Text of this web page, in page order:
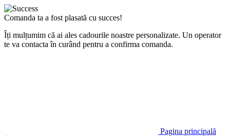
Comanda ta a fost plasată cu succes!
Îți mulțumim că ai ales cadourile noastre personalizate. Un operator
te va contacta în curând pentru a confirma comanda.
Pagina principală